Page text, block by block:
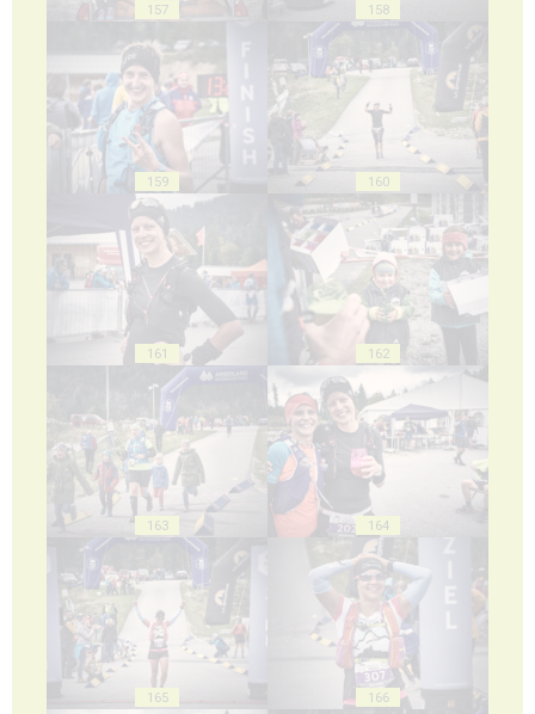
157 158
159 160
161 162
163 164
165 166